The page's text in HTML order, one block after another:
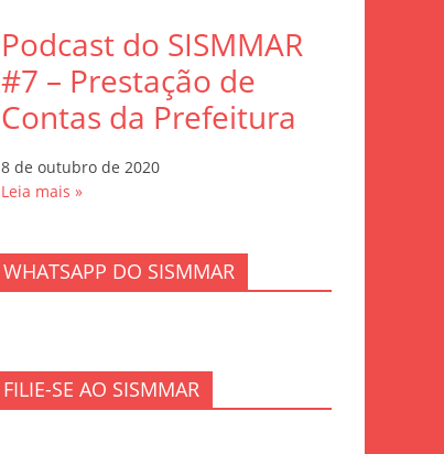
Podcast do SISMMAR
#7 – Prestação de
Contas da Prefeitura
8 de outubro de 2020
Leia mais »
WHATSAPP DO SISMMAR
FILIE-SE AO SISMMAR